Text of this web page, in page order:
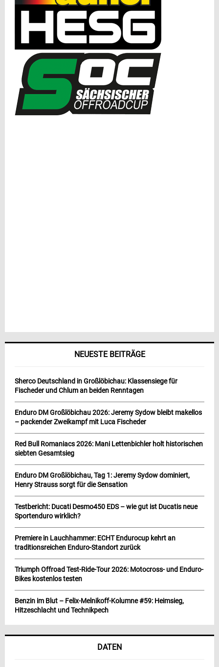
NEUESTE BEITRÄGE
Sherco Deutschland in Großlöbichau: Klassensiege für
Fischeder und Chlum an beiden Renntagen
Enduro DM Großlöbichau 2026: Jeremy Sydow bleibt makellos
– packender Zweikampf mit Luca Fischeder
Red Bull Romaniacs 2026: Mani Lettenbichler holt historischen
siebten Gesamtsieg
Enduro DM Großlöbichau, Tag 1: Jeremy Sydow dominiert,
Henry Strauss sorgt für die Sensation
Testbericht: Ducati Desmo450 EDS – wie gut ist Ducatis neue
Sportenduro wirklich?
Premiere in Lauchhammer: ECHT Endurocup kehrt an
traditionsreichen Enduro-Standort zurück
Triumph Offroad Test-Ride-Tour 2026: Motocross- und Enduro-
Bikes kostenlos testen
Benzin im Blut – Felix-Melnikoff-Kolumne #59: Heimsieg,
Hitzeschlacht und Technikpech
DATEN